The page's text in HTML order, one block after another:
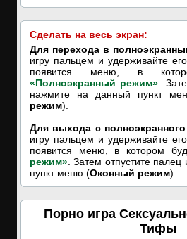
Сделать на весь экран:
Для перехода в
игру пальцем и удерживайте
появится меню, в
«Полноэкранный режим» .
нажмите на данный пункт
режим).
Для выхода с
игру пальцем и удерживайте
появится меню, в котором
режим» . Затем отпустите
пункт меню (Оконный режим).
Порно игра
Тифы